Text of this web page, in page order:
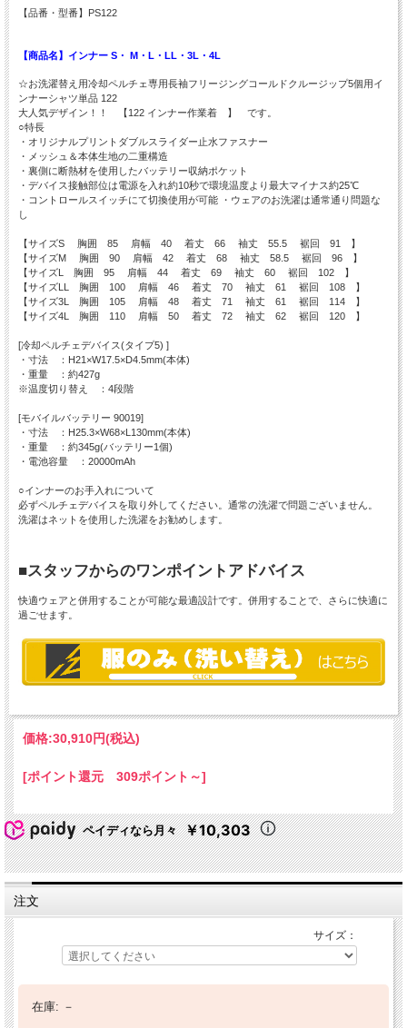
【品番・型番】PS122
【商品名】インナー S・ M・L・LL・3L・4L
☆お洗濯替え用冷却ペルチェ専用長袖フリージングコールドクルージップ5個用イ
ンナーシャツ単品 122
大人気デザイン！！ 【122 インナー作業着 】 です。
○特長
・オリジナルプリントダブルスライダー止水ファスナー
・メッシュ＆本体生地の二重構造
・裏側に断熱材を使用したバッテリー収納ポケット
・デバイス接触部位は電源を入れ約10秒で環境温度より最大マイナス約25℃
・コントロールスイッチにて切換使用が可能 ・ウェアのお洗濯は通常通り問題な
し
【サイズS 胸囲 85 肩幅 40 着丈 66 袖丈 55.5 裾回 91 】
【サイズM 胸囲 90 肩幅 42 着丈 68 袖丈 58.5 裾回 96 】
【サイズL 胸囲 95 肩幅 44 着丈 69 袖丈 60 裾回 102 】
【サイズLL 胸囲 100 肩幅 46 着丈 70 袖丈 61 裾回 108 】
【サイズ3L 胸囲 105 肩幅 48 着丈 71 袖丈 61 裾回 114 】
【サイズ4L 胸囲 110 肩幅 50 着丈 72 袖丈 62 裾回 120 】
[冷却ペルチェデバイス(タイプ5) ]
・寸法 ：H21×W17.5×D4.5mm(本体)
・重量 ：約427g
※温度切り替え ：4段階
[モバイルバッテリー 90019]
・寸法 ：H25.3×W68×L130mm(本体)
・重量 ：約345g(バッテリー1個)
・電池容量 ：20000mAh
○インナーのお手入れについて
必ずペルチェデバイスを取り外してください。通常の洗濯で問題ございません。
洗濯はネットを使用した洗濯をお勧めします。
■スタッフからのワンポイントアドバイス
快適ウェアと併用することが可能な最適設計です。併用することで、さらに快適に
過ごせます。
価格:30,910円(税込)
[ポイント還元 309ポイント～]
ペイディなら月々 ￥10,303
注文
サイズ：
在庫: －